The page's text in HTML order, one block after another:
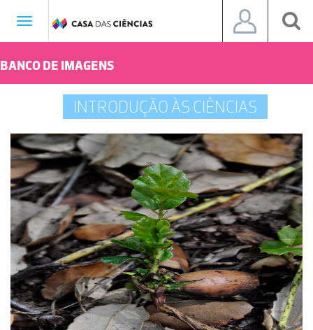
Toggle
BANCO DE IMAGENS
INTRODUÇÃO ÀS CIÊNCIAS